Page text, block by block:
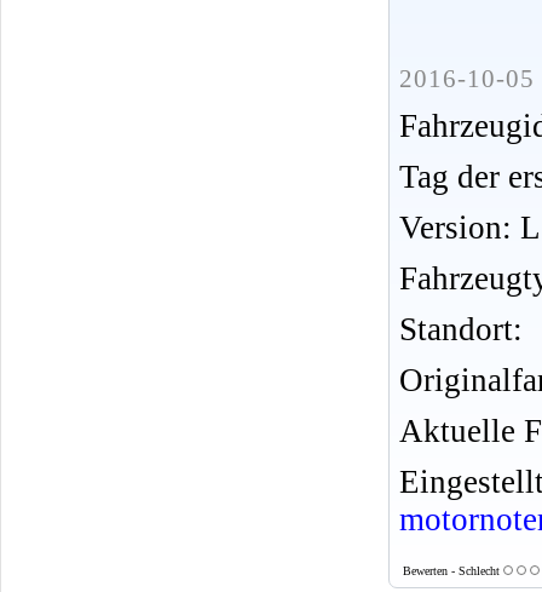
2016-10-05
Tag der
Version:
Standort:
Aktuelle
Bewerten - Schlecht